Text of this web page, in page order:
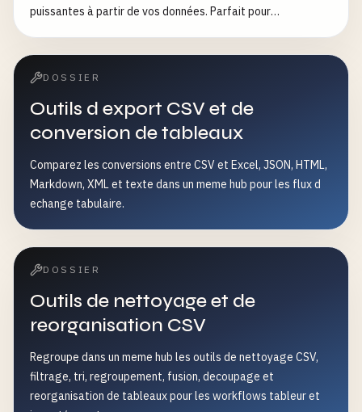
puissantes à partir de vos données. Parfait pour
DOSSIER
Outils d export CSV et de
conversion de tableaux
Comparez les conversions entre CSV et Excel, JSON, HTML,
Markdown, XML et texte dans un meme hub pour les flux d
echange tabulaire.
DOSSIER
Outils de nettoyage et de
reorganisation CSV
Regroupe dans un meme hub les outils de nettoyage CSV,
filtrage, tri, regroupement, fusion, decoupage et
reorganisation de tableaux pour les workflows tableur et